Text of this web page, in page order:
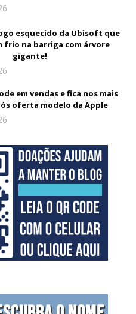
esquecido da Ubisoft que
frio na barriga com árvore
gigante!
em vendas e fica nos mais
oferta modelo da Apple